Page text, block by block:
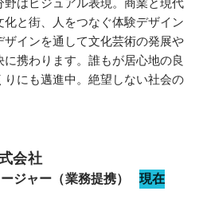
化と街、人をつなぐ体験デザイン
ザインを通して文化芸術の発展や
携わります。誰もが居心地の良
りにも邁進中。絶望しない社会の
会社
ジャー（業務提携） 現在